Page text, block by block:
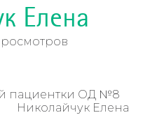
Елена
пациентки ОД №8
Николайчук Елена